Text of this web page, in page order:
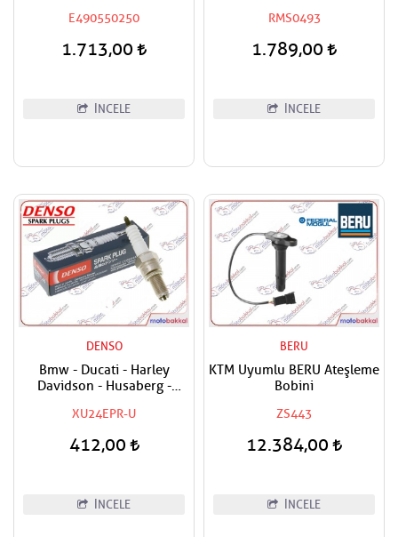
E490550250
1.713,00
İNCELE
RMS0493
1.789,00
İNCELE
DENSO
Bmw - Ducati - Harley
Davidson - Husaberg -
Denso Buji
XU24EPR-U
412,00
İNCELE
BERU
KTM Uyumlu BERU Ateşleme
Bobini
ZS443
12.384,00
İNCELE